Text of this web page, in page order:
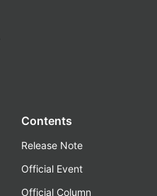
Contents
Release Note
Official Event
Official Column